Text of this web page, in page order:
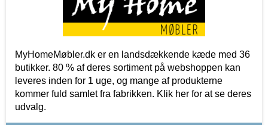
MyHomeMøbler.dk er en landsdækkende kæde med 36
butikker. 80 % af deres sortiment på webshoppen kan
leveres inden for 1 uge, og mange af produkterne
kommer fuld samlet fra fabrikken. Klik her for at se deres
udvalg.